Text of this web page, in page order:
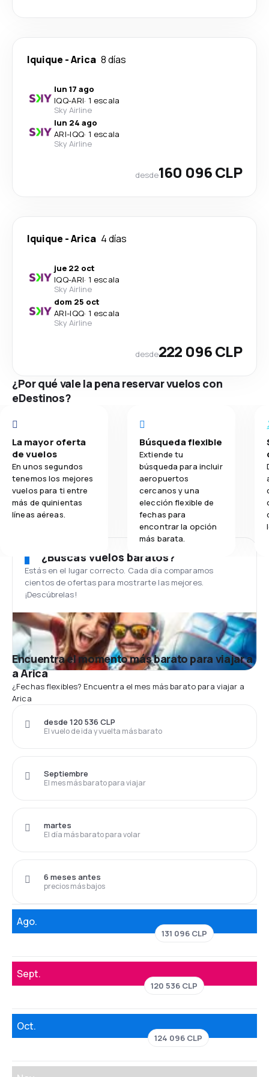
Iquique -Arica 8 días
lun 17 ago
IQQ-ARI· 1 escala
Sky Airline
lun 24 ago
ARI-IQQ· 1 escala
Sky Airline
desde160 096 CLP
Iquique -Arica 4 días
jue 22 oct
IQQ-ARI· 1 escala
Sky Airline
dom 25 oct
ARI-IQQ· 1 escala
Sky Airline
desde222 096 CLP
¿Por qué vale la pena reservar vuelos con
eDestinos?
La mayor oferta
de vuelos
En unos segundos
tenemos los mejores
vuelos para ti entre
más de quinientas
líneas aéreas.
Búsqueda flexible
Extiende tu
búsqueda para incluir
aeropuertos
cercanos y una
elección flexible de
fechas para
encontrar la opción
más barata.
¿Buscas vuelos baratos?
Estás en el lugar correcto. Cada día comparamos
cientos de ofertas para mostrarte las mejores.
¡Descúbrelas!
Encuentra el momento más barato para viajar a
a Arica
¿Fechas flexibles? Encuentra el mes más barato para viajar a
Arica
El vuelo de ida y vuelta más barato
desde 120 536 CLP
El mes más barato para viajar
Septiembre
El día más barato para volar
martes
precios más bajos
6 meses antes
Ago.
131 096 CLP
Sept.
120 536 CLP
Oct.
124 096 CLP